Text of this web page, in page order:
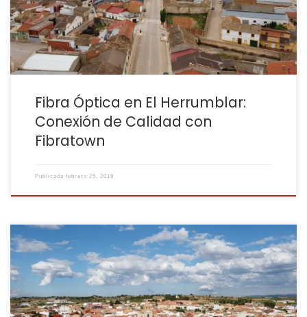
de calidad en El Herrumblar, con una conexión estable y […]
Fibra Óptica en El Herrumblar:
Conexión de Calidad con
Fibratown
Publicada febrero 25, 2019
En el corazón de La Manchuela, tierra de vinos y aceites, se
encuentra Abengibre, un municipio con una rica tradición
agrícola. En Fibratown, entendemos la importancia de una